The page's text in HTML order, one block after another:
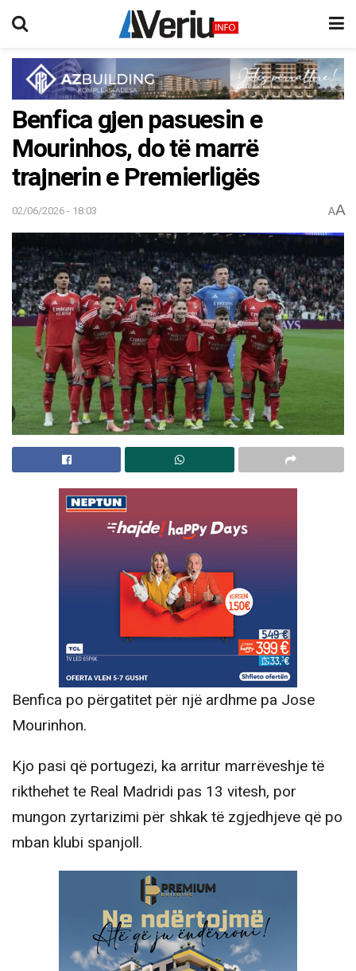
Benfica gjen pasuesin e
Mourinhos, do të marrë
trajnerin e Premierligës
02/06/2026 - 18:03 AA
Benfica po përgatitet për një ardhme pa Jose
Mourinhon.
Kjo pasi që portugezi, ka arritur marrëveshje të
rikthehet te Real Madridi pas 13 vitesh, por
mungon zyrtarizimi për shkak të zgjedhjeve që po
mban klubi spanjoll.